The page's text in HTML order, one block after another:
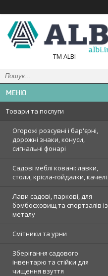
TM ALBI
Товари та послуги
Огорожі розсувні і бар'єрні,
дорожні знаки, конуси,
сигнальні фонарі
Садові меблі ковані: лавки,
столи, крісла-гойдалки, качелі
Лави садові, паркові, для
бомбосховищ та спортзалів із
металу
Смітники та урни
Зберігання садового
інвентарю та стійки для
чищення взуття